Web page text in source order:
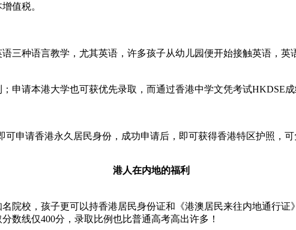
值税。
三种语言教学，尤其英语，许多孩子从幼儿园便开始接触英语，
申请本港大学也可获优先录取，而通过香港中学文凭考试HKDSE
申请香港永久居民身份，成功申请后，即可获得香港特区护照，
港人在内地的福利
院校，孩子更可以持香港居民身份证和《港澳居民来往内地通行
数线仅400分，录取比例也比普通高考高出许多！